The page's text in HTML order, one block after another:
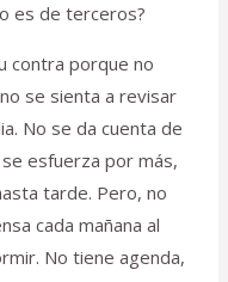
es de terceros?
contra porque no
se sienta a revisar
No se da cuenta de
esfuerza por más,
tarde. Pero, no
cada mañana al
No tiene agenda,